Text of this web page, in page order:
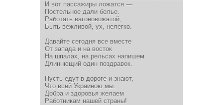
И вот пассажиры ложатся —
Постельное дали белье.
Работать вагоновожатой,
Быть вежливой, ух, нелегко.
Давайте сегодня все вместе
От запада и на восток
На шпалах, на рельсах напишем
Длиннющий один поздравок.
Пусть едут в дороге и знают,
Что всей Украиною мы.
Добра и здоровья желаем
Работникам нашей страны!